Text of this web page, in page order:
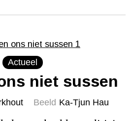
Actueel
niet sussen
Beeld Ka-Tjun Hau